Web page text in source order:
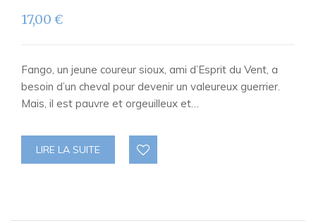
17,00 €
Fango, un jeune coureur sioux, ami d’Esprit du Vent, a
besoin d’un cheval pour devenir un valeureux guerrier.
Mais, il est pauvre et orgeuilleux et…
LIRE LA SUITE